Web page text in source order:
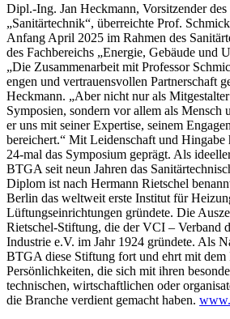
Dipl.-Ing. Jan Heckmann, Vorsitzender
„Sanitärtechnik“, überreichte Prof.
Anfang April 2025 im Rahmen des
des Fachbereichs „Energie, Gebäude und
„Die Zusammenarbeit mit Professor
engen und vertrauensvollen Partnerschaft
Heckmann. „Aber nicht nur als
Symposien, sondern vor allem als Mensch
er uns mit seiner Expertise, seinem
bereichert.“ Mit Leidenschaft und Hingabe
24-mal das Symposium geprägt. Als
BTGA seit neun Jahren das
Diplom ist nach Hermann Rietschel
Berlin das weltweit erste Institut für
Lüftungseinrichtungen gründete. Die
Rietschel-Stiftung, die der VCI – Verband
Industrie e.V. im Jahr 1924 gründete. Als
BTGA diese Stiftung fort und ehrt mit
Persönlichkeiten, die sich mit ihren
technischen, wirtschaftlichen oder
die Branche verdient gemacht haben.